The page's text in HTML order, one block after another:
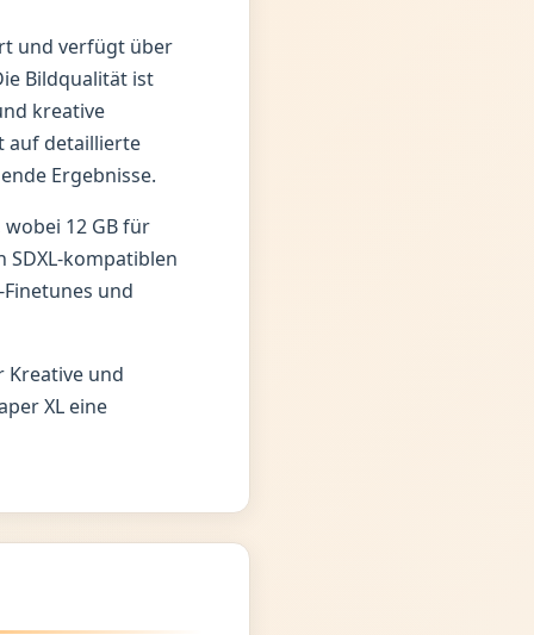
und verfügt über
Bildqualität ist
kreative
auf detaillierte
Ergebnisse.
12 GB für
kompatiblen
und
Kreative und
XL eine